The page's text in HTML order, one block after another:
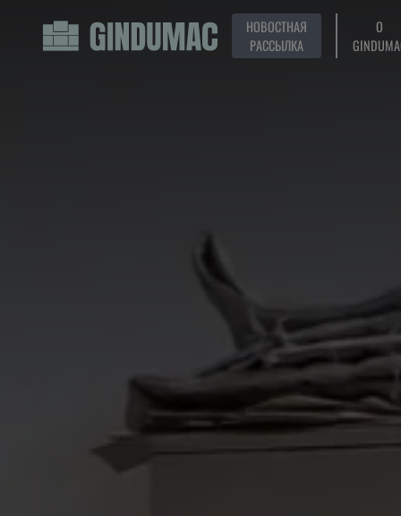
НОВОСТНАЯ
РАССЫЛКА
О